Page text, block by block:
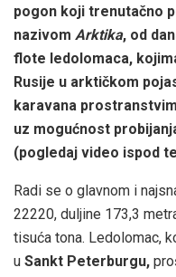
pogon koji trenutačno
nazivom Arktika, od
flote ledolomaca,
Rusije u arktičkom
karavana
uz mogućnost
(pogledaj video ispod
Radi se o glavnom i
22220, duljine 173,3
tisuća tona. Ledolomac,
u Sankt Peterburgu,